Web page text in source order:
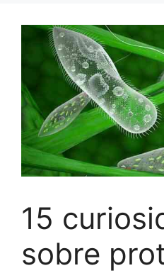
15
sobre